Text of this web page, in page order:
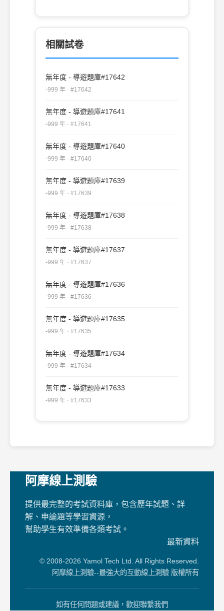
0800011765 (D) 0800011567
相關試卷
無年度 - 導遊題庫#17642
-999 年 · #17642
無年度 - 導遊題庫#17641
-999 年 · #17641
無年度 - 導遊題庫#17640
-999 年 · #17640
無年度 - 導遊題庫#17639
-999 年 · #17639
無年度 - 導遊題庫#17638
-999 年 · #17638
無年度 - 導遊題庫#17637
-999 年 · #17637
無年度 - 導遊題庫#17636
-999 年 · #17636
無年度 - 導遊題庫#17635
-999 年 · #17635
無年度 - 導遊題庫#17634
-999 年 · #17634
無年度 - 導遊題庫#17633
-999 年 · #17633
阿摩線上測驗
提供最完整的考試資料庫，包含歷年試題、詳
解、申論題等學習資源，
幫助學生有效準備各類考試。
最新資料
© 2008-2026 Yamol Tech Ltd. All Rights Reserved.
阿摩線上測驗--最強大的互動線上測驗 版權所有
如有任何問題或建議，歡迎聯繫我們